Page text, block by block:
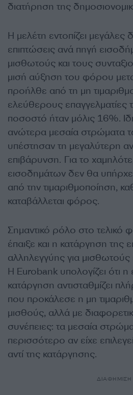
διατήρηση της
Η μελέτη εντοπίζει μεγάλες
επιπτώσεις ανά πηγή
μισθωτούς και τους
μισή αύξηση του φόρου
προήλθε από τη μη
ελεύθερους επαγγελματίες
ποσοστό ήταν μόλις 16%.
ανώτερα μεσαία στρώματα
υπέστησαν τη μεγαλύτερη
επιβάρυνση. Για το
εισοδημάτων δεν θα
από την τιμαριθμοποίηση,
καταβάλλεται φόρος.
Σημαντικό ρόλο στο τελικό
έπαιξε και η κατάργηση της
αλληλεγγύης για μισθωτούς
Η Eurobank υπολογίζει ότι
κατάργηση αντισταθμίζει
που προκάλεσε η μη
μισθούς, αλλά με
συνέπειες: τα μεσαία
περισσότερο αν είχε
αντί της κατάργησης.
ΔΙΑΦΗΜΙΣΗ